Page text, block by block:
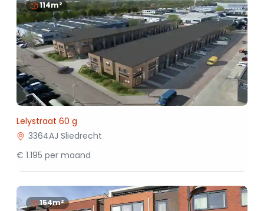
114m²
Lelystraat 60 g
3364AJ Sliedrecht
€ 1.195 per maand
154m²